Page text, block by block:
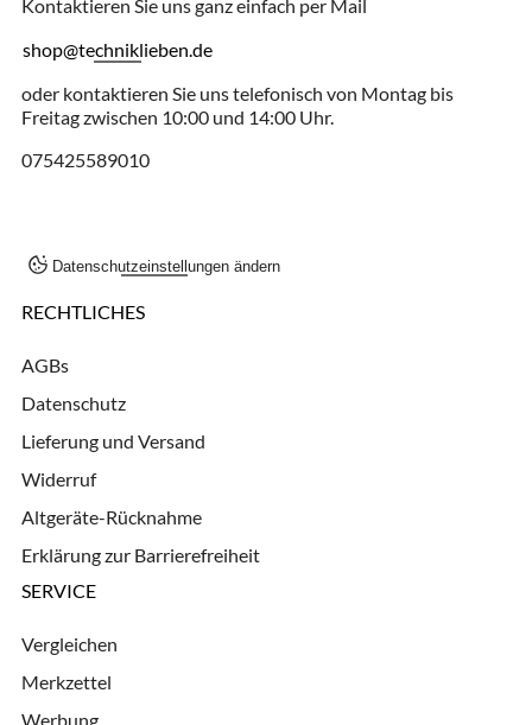
Kontaktieren Sie uns ganz einfach per Mail
shop@techniklieben.de
oder kontaktieren Sie uns telefonisch von Montag bis
Freitag zwischen 10:00 und 14:00 Uhr.
075425589010
Datenschutzeinstellungen ändern
RECHTLICHES
AGBs
Datenschutz
Lieferung und Versand
Widerruf
Altgeräte-Rücknahme
Erklärung zur Barrierefreiheit
SERVICE
Vergleichen
Merkzettel
Werbung